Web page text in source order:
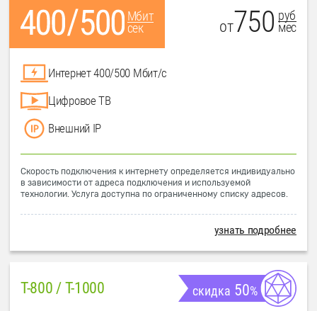
Мбит
сек
от750 руб
мес
Интернет 400/500 Мбит/с
Цифровое ТВ
Внешний IP
Скорость подключения к интернету определяется индивидуально
в зависимости от адреса подключения и используемой
технологии. Услуга доступна по ограниченному списку адресов.
узнать подробнее
T-800 / T-1000 скидка 50%